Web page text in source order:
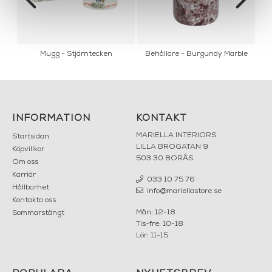
Mugg - Stjärntecken Behållare - Burgundy Marble
INFORMATION
Startsidan
Köpvillkor
Om oss
Karriär
Hållbarhet
Kontakta oss
Sommarstängt
KONTAKT
MARIELLA INTERIORS
LILLA BROGATAN 9
503 30 BORÅS
033 10 75 76
info@mariellastore.se
Mån: 12-18
Tis-fre: 10-18
Lör: 11-15